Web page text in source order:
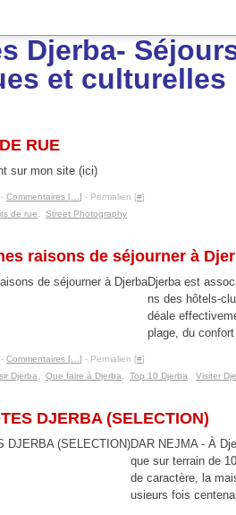
RUE
sur mon site (ici)
Commentaires [ ] - Permalien [#]
de rue Street Photography
raisons de séjourner à
Djerba est
ns des hôtels-
déale
plage, du
Commentaires [ ] - Permalien [#]
Djerba Que faire à Djerba Top 10 Djerba Visiter
DJERBA (SELECTION)
DAR NEJMA - À
que sur terrain de
de caractère, la
usieurs fois